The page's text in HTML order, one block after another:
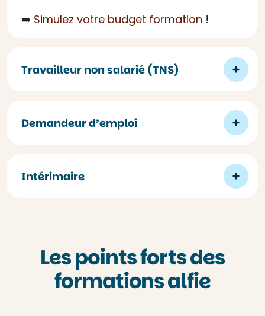
➡️ Simulez votre budget formation !
Travailleur non salarié (TNS)
Demandeur d’emploi
Intérimaire
Les points forts des
formations alfie